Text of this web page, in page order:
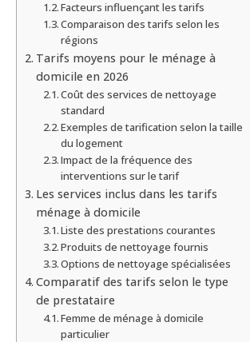
Facteurs influençant les tarifs
Comparaison des tarifs selon les
régions
Tarifs moyens pour le ménage à
domicile en 2026
Coût des services de nettoyage
standard
Exemples de tarification selon la taille
du logement
Impact de la fréquence des
interventions sur le tarif
Les services inclus dans les tarifs
ménage à domicile
Liste des prestations courantes
Produits de nettoyage fournis
Options de nettoyage spécialisées
Comparatif des tarifs selon le type
de prestataire
Femme de ménage à domicile
particulier